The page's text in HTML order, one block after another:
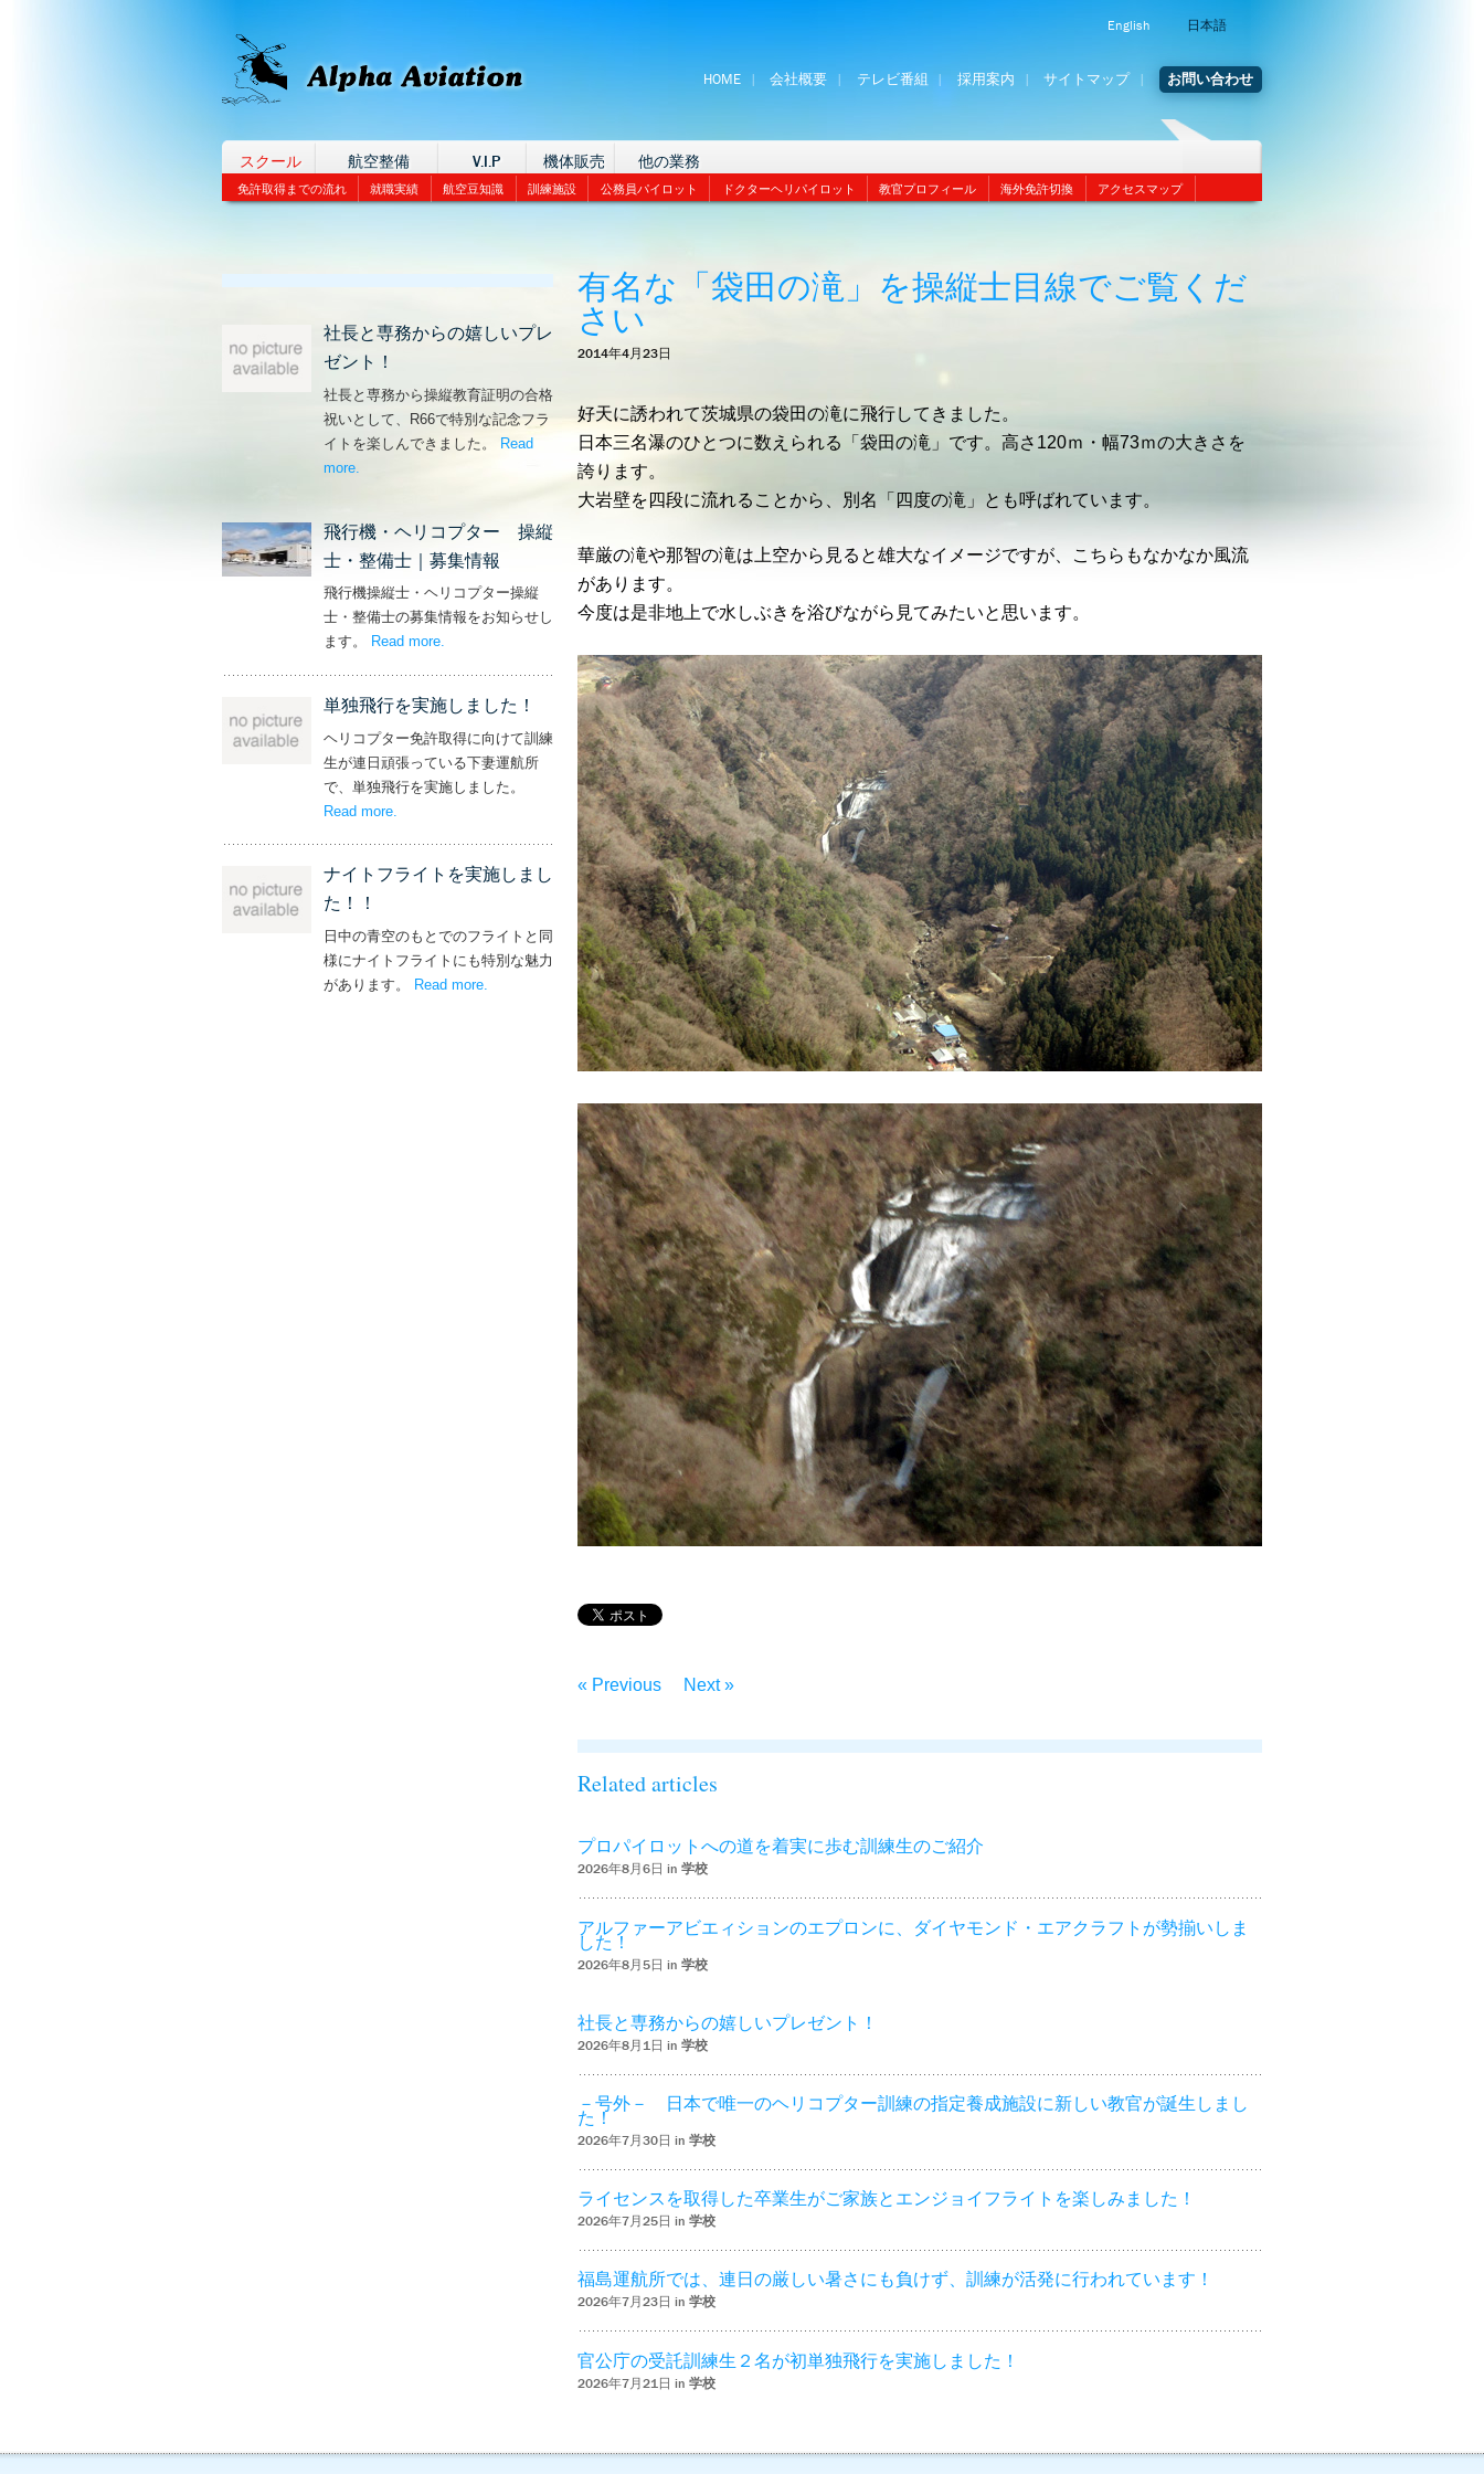
English 日本語
HOME 会社概要 テレビ番組 採用案内 サイトマップ お問い合わせ
スクール 航空整備 V.I.P 機体販売 他の業務
免許取得までの流れ 就職実績 航空豆知識 訓練施設 公務員パイロット ドクターヘリパイロット 教官プロフィール 海外免許切換 アクセスマップ
有名な「袋田の滝」を操縦士目線でご覧くだ
さい
2014年4月23日
好天に誘われて茨城県の袋田の滝に飛行してきました。
日本三名瀑のひとつに数えられる「袋田の滝」です。高さ120ｍ・幅73ｍの大きさを
誇ります。
大岩壁を四段に流れることから、別名「四度の滝」とも呼ばれています。
華厳の滝や那智の滝は上空から見ると雄大なイメージですが、こちらもなかなか風流
があります。
今度は是非地上で水しぶきを浴びながら見てみたいと思います。
« Previous Next »
社長と専務からの嬉しいプレ
ゼント！
社長と専務から操縦教育証明の合格
祝いとして、R66で特別な記念フラ
イトを楽しんできました。
Read
more – ‘社長と専務からの嬉しいプレゼント！’
飛行機・ヘリコプター 操縦
士・整備士｜募集情報
飛行機操縦士・ヘリコプター操縦
士・整備士の募集情報をお知らせし
ます。
Read more– ‘飛行機・ヘリコプター 操縦士・整備士｜募集情報’
.
単独飛行を実施しました！
ヘリコプター免許取得に向けて訓練
生が連日頑張っている下妻運航所
で、単独飛行を実施しました。
Read more – ‘単独飛行を実施しました！’
ナイトフライトを実施しまし
た！！
日中の青空のもとでのフライトと同
様にナイトフライトにも特別な魅力
があります。
Read more– ‘ナイトフライトを実施しました！！’
.
Related articles
プロパイロットへの道を着実に歩む訓練生のご紹介
2026年8月6日 in 学校
アルファーアビエィションのエプロンに、ダイヤモンド・エアクラフトが勢揃いしま
した！
2026年8月5日 in 学校
社長と専務からの嬉しいプレゼント！
2026年8月1日 in 学校
－号外－ 日本で唯一のヘリコプター訓練の指定養成施設に新しい教官が誕生しまし
た！
2026年7月30日 in 学校
ライセンスを取得した卒業生がご家族とエンジョイフライトを楽しみました！
2026年7月25日 in 学校
福島運航所では、連日の厳しい暑さにも負けず、訓練が活発に行われています！
2026年7月23日 in 学校
官公庁の受託訓練生２名が初単独飛行を実施しました！
2026年7月21日 in 学校